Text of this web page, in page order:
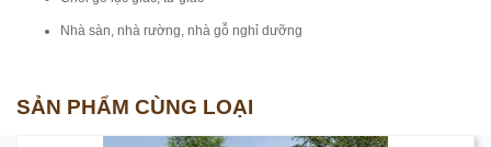
Nhà sàn, nhà rường, nhà gỗ nghỉ dưỡng
SẢN PHẨM CÙNG LOẠI